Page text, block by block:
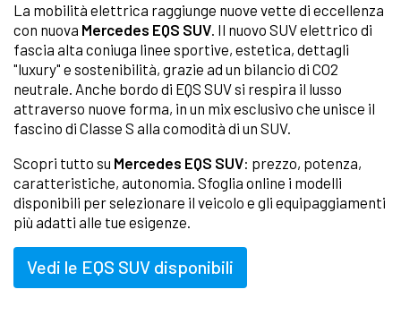
La mobilità elettrica raggiunge nuove vette di eccellenza
con nuova Mercedes EQS SUV. Il nuovo SUV elettrico di
fascia alta coniuga linee sportive, estetica, dettagli
"luxury" e sostenibilità, grazie ad un bilancio di CO2
neutrale. Anche bordo di EQS SUV si respira il lusso
attraverso nuove forma, in un mix esclusivo che unisce il
fascino di Classe S alla comodità di un SUV.
Scopri tutto su Mercedes EQS SUV: prezzo, potenza,
caratteristiche, autonomia. Sfoglia online i modelli
disponibili per selezionare il veicolo e gli equipaggiamenti
più adatti alle tue esigenze.
Vedi le EQS SUV disponibili